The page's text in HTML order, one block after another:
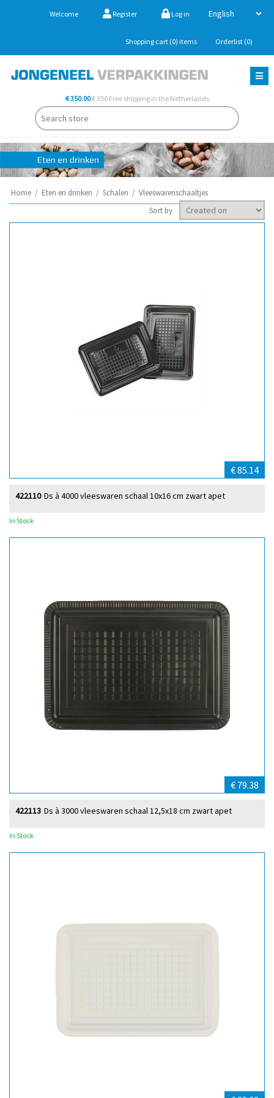
Welcome Register Log in
Shopping cart (0) items Orderlist (0)
€ 350.00€ 350 Free shipping in the Netherlands
Home / Eten en drinken / Schalen / Vleeswarenschaaltjes
Sort by
€ 85.14
Ds à 4000 vleeswaren schaal 10x16 cm zwart apet
422110
In Stock
€ 79.38
Ds à 3000 vleeswaren schaal 12,5x18 cm zwart apet
422113
In Stock